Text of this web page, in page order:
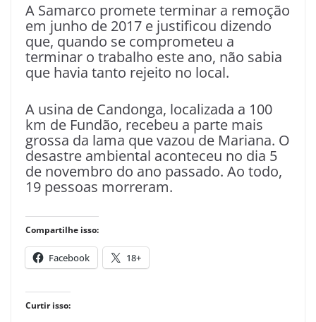
A Samarco promete terminar a remoção
em junho de 2017 e justificou dizendo
que, quando se comprometeu a
terminar o trabalho este ano, não sabia
que havia tanto rejeito no local.
A usina de Candonga, localizada a 100
km de Fundão, recebeu a parte mais
grossa da lama que vazou de Mariana. O
desastre ambiental aconteceu no dia 5
de novembro do ano passado. Ao todo,
19 pessoas morreram.
Compartilhe isso:
Facebook 18+
Curtir isso: